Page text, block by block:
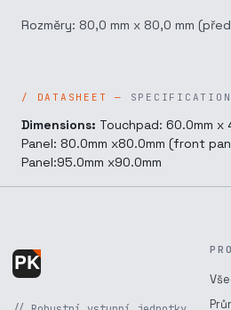
Rozměry: 80,0 mm x 80,0 mm
Dimensions: Touchpad: 60.0mm x
Panel: 80.0mm x80.0mm (front
Panel:95.0mm x90.0mm